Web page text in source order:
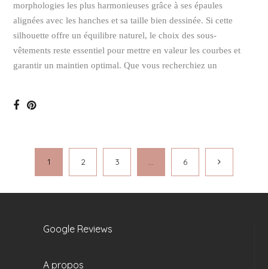
morphologies les plus harmonieuses grâce à ses épaules
alignées avec les hanches et sa taille bien dessinée. Si cette
silhouette offre un équilibre naturel, le choix des sous-
vêtements reste essentiel pour mettre en valeur les courbes et
garantir un maintien optimal. Que vous recherchiez un
1 2 3 … 6
Google Reviews
A propos